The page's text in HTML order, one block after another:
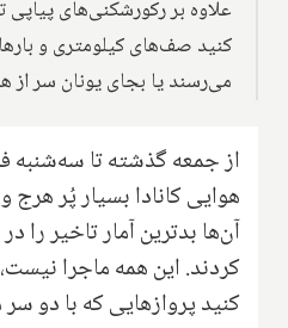
علاوه بر رکورشکنی‌های پیاپی
می‌رسند یا بجای یونان سر از
از جمعه گذشته تا سه‌شنبه
هوایی کانادا بسیار پُر
آن‌ها بدترین آمار تاخیر را
کردند. این همه ماجرا
کنید پروازهایی که با دو